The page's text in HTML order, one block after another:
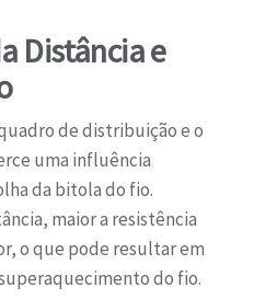
Distância e
de distribuição e o
uma influência
da bitola do fio.
maior a resistência
o que pode resultar em
do fio.